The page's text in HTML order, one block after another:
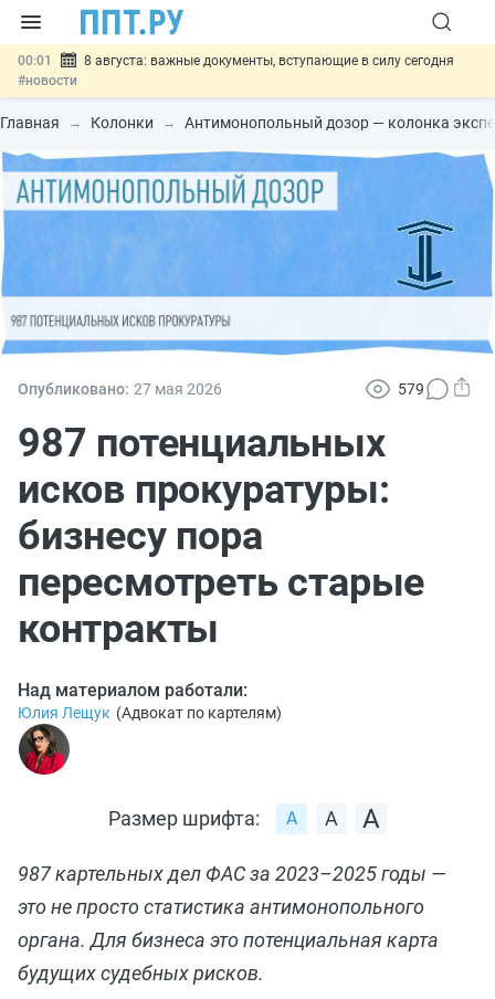
00:01
8 августа: важные документы, вступающие в силу сегодня
#новости
07.08 Подписан закон о блокировке продажи опасных товаров через
«Честный знак»#новости
07.08 Госпошлину за устранение ошибок в документах предлагают
отменить#новости
Разработают единые критерии трудовых и ГПХ-
Главная Колонки Антимонопольный дозор — колонка
Опубликовано: 27 мая 2026 579
987 потенциальных
исков прокуратуры:
бизнесу пора
пересмотреть старые
контракты
Над материалом работали:
Юлия Лещук (Адвокат по картелям)
Размер шрифта:
987 картельных дел ФАС за 2023–2025 годы —
это не просто статистика антимонопольного
органа. Для бизнеса это потенциальная карта
будущих судебных рисков.